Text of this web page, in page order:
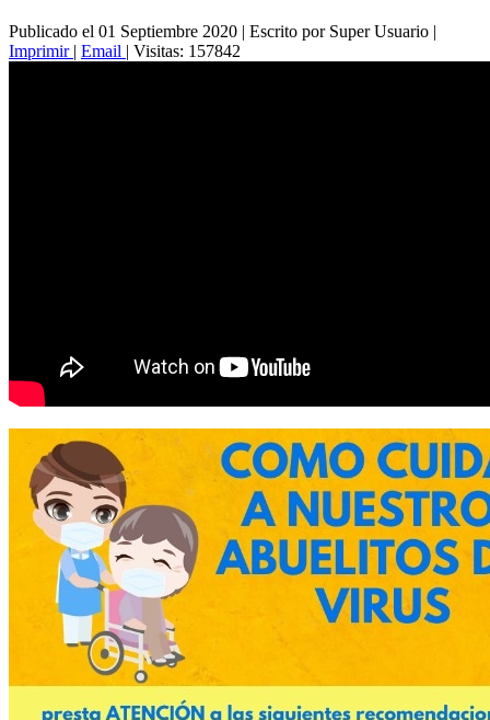
Publicado el 01 Septiembre 2020 | Escrito por Super Usuario |
Imprimir | Email | Visitas: 157842